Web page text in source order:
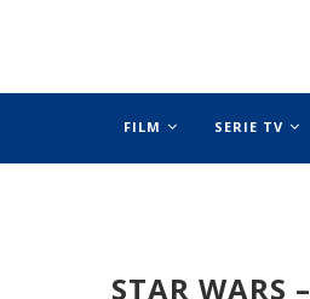
FILM SERIE TV
STAR WARS